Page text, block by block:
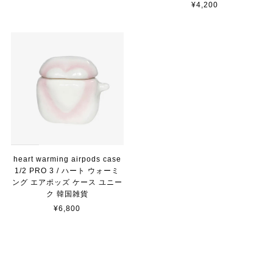
¥4,200
heart warming airpods case
1/2 PRO 3 / ハート ウォーミ
ング エアポッズ ケース ユニー
ク 韓国雑貨
¥6,800